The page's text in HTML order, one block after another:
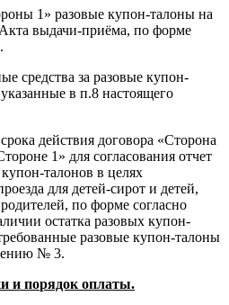
1» разовые купон-талоны на
выдачи-приёма, по форме
средства за разовые купон-
в п.8 настоящего
действия договора «Сторона
1» для согласования отчет
талонов в целях
для детей-сирот и детей,
по форме согласно
остатка разовых купон-
разовые купон-талоны
№ 3.
и порядок оплаты.